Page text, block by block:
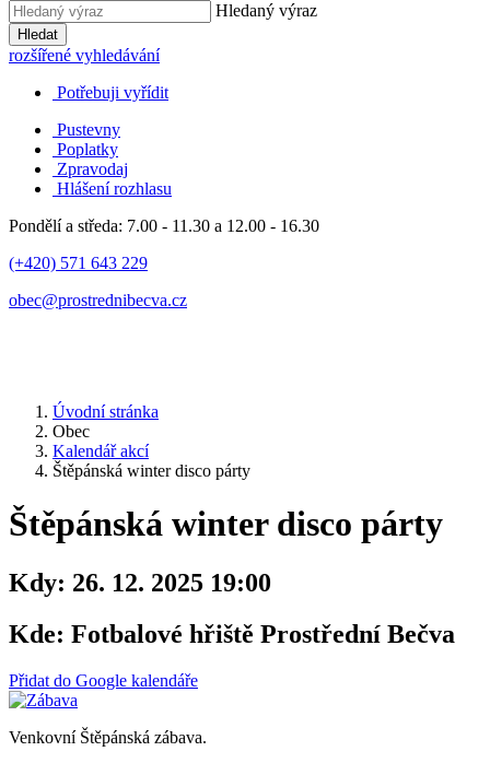
Hledaný výraz
Hledat
rozšířené vyhledávání
Potřebuji vyřídit
Pustevny
Poplatky
Zpravodaj
Hlášení rozhlasu
Pondělí a středa: 7.00 - 11.30 a 12.00 - 16.30
(+420) 571 643 229
obec@prostrednibecva.cz
Úvodní stránka
Obec
Kalendář akcí
Štěpánská winter disco párty
Štěpánská winter disco párty
Kdy: 26. 12. 2025 19:00
Kde: Fotbalové hřiště Prostřední Bečva
Přidat do Google kalendáře
Venkovní Štěpánská zábava.